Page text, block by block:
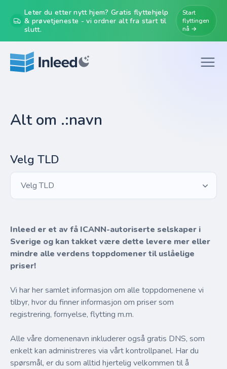
Leter du etter nytt hjem? Gratis flyttehjelp
& prøvetjeneste - vi ordner alt fra start til
slutt.
Start
flyttingen
nå →
Alt om .:navn
Velg TLD
Velg TLD
Inleed er et av få ICANN-autoriserte selskaper i
Sverige og kan takket være dette levere mer eller
mindre alle verdens toppdomener til uslåelige
priser!
Vi har her samlet informasjon om alle toppdomenene vi
tilbyr, hvor du finner informasjon om priser som
registrering, fornyelse, flytting m.m.
Alle våre domenenavn inkluderer også gratis DNS, som
enkelt kan administreres via vårt kontrollpanel. Har du
spørsmål, er du som alltid hjertelig velkommen til å